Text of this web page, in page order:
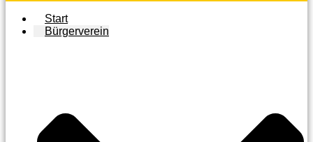
Start
Bürgerverein